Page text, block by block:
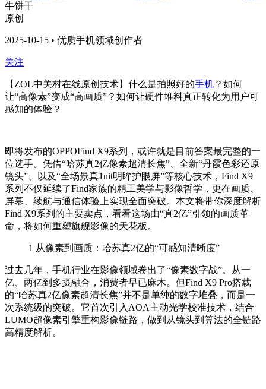
牛饼干
原创
2025-10-15 • 优质手机领域创作者
关注
【ZOL中关村在线原创技术】什么是拍照好的手机 ？如何
让“高像素”变成“高画质”？如何让硬件堆料真正转化为用户可
感知的体验？
即将发布的OPPOFind X9系列，或许就是目前答案最完整的一
位选手。凭借“哈苏真2亿像素超清长焦”、全新“丹霞色彩还原
镜头”、以及“全场景真1nit明眸护眼屏”等核心技术，Find X9
系列不仅延续了Find家族的精工美学与影像哲学，更在画质、
屏幕、续航与通信体验上实现全面突破。本文将带你深度解析
Find X9系列的主要卖点，看看这场由“真2亿”引领的画质革
命，将如何重塑旗舰影像的天花板。
1 从像素到画质：哈苏真2亿的“可感知清晰度”
过去几年，手机行业在影像领域卷出了“像素数字战”。从一
亿、两亿到多摄融合，消费者早已麻木。但Find X9 Pro搭载
的“哈苏真2亿像素超清长焦”并不是单纯的数字堆叠，而是一
次系统级的突破。它首次引入AOA主动光学校准技术，结合
LUMO超像素引擎重构影像链路，做到从镜头到算法的全链路
高精度解析。